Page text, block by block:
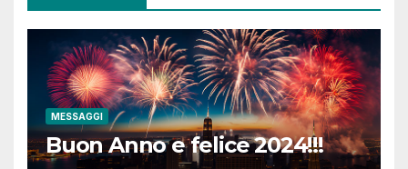
MESSAGGI
Buon Anno e felice 2024!!!